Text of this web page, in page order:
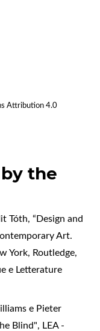
Attribution 4.0
the
Tóth, “Design and
Art.
York, Routledge,
e Letterature
e Pieter
Blind", LEA -